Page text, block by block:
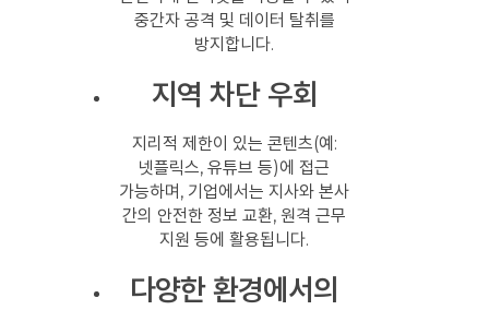
중간자 공격 및 데이터 탈취를
방지합니다.
지역 차단 우회
지리적 제한이 있는 콘텐츠(예:
넷플릭스, 유튜브 등)에 접근
가능하며, 기업에서는 지사와 본사
간의 안전한 정보 교환, 원격 근무
지원 등에 활용됩니다.
다양한 환경에서의